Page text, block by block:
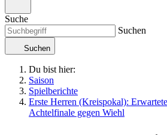
Suche
Suchen
Suchen
Du bist hier:
Saison
Spielberichte
Erste Herren (Kreispokal):
Achtelfinale gegen Wiehl